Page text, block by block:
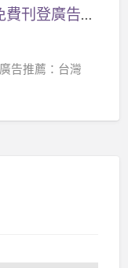
批貨加盟,連鎖加盟,網拍批貨免費刊登廣告推薦：台灣批發批貨網
告推薦：台灣